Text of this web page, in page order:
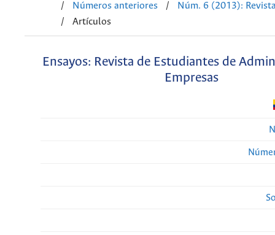
/
Números anteriores /
Núm. 6 (2013):
/
Artículos
Ensayos: Revista de Estudiantes de
Empresas